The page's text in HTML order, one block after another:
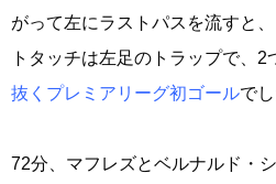
がって左にラストパスを流すと
トタッチは左足のトラップで、2
抜くプレミアリーグ初ゴールでし
72分、マフレズとベルナルド・